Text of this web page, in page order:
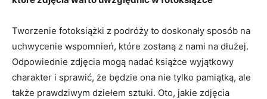
Tworzenie fotoksiążki z‍ podróży to doskonały sposób na
uchwycenie ‍wspomnień, które zostaną z nami na ⁣dłużej.
Odpowiednie zdjęcia ‍mogą ⁣nadać książce wyjątkowy
charakter i sprawić, że będzie ona nie tylko pamiątką, ale
także‌ prawdziwym dziełem sztuki. Oto, jakie zdjęcia